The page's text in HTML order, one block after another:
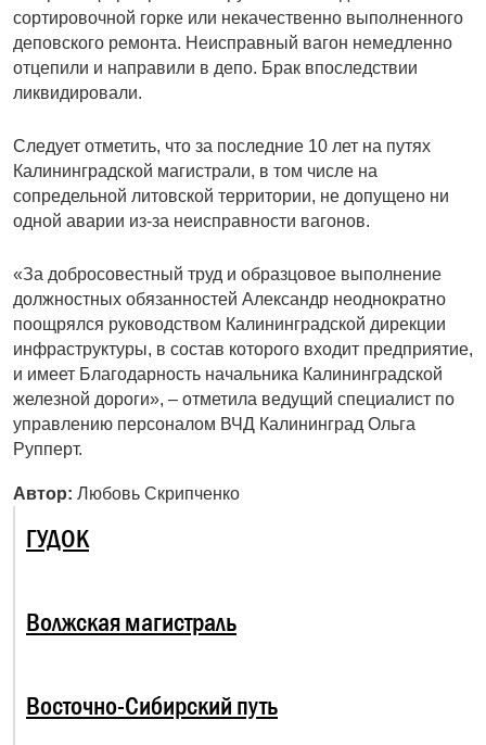
сортировочной горке или некачественно выполненного
деповского ремонта. Неисправный вагон немедленно
отцепили и направили в депо. Брак впоследствии
ликвидировали.
Следует отметить, что за последние 10 лет на путях
Калининградской магистрали, в том числе на
сопредельной литовской территории, не допущено ни
одной аварии из-за неисправности вагонов.
«За добросовестный труд и образцовое выполнение
должностных обязанностей Александр неоднократно
поощрялся руководством Калининградской дирекции
инфраструктуры, в состав которого входит предприятие,
и имеет Благодарность начальника Калининградской
железной дороги», – отметила ведущий специалист по
управлению персоналом ВЧД Калининград Ольга
Рупперт.
Автор: Любовь Скрипченко
ГУДОК
Волжская магистраль
Восточно-Сибирский путь